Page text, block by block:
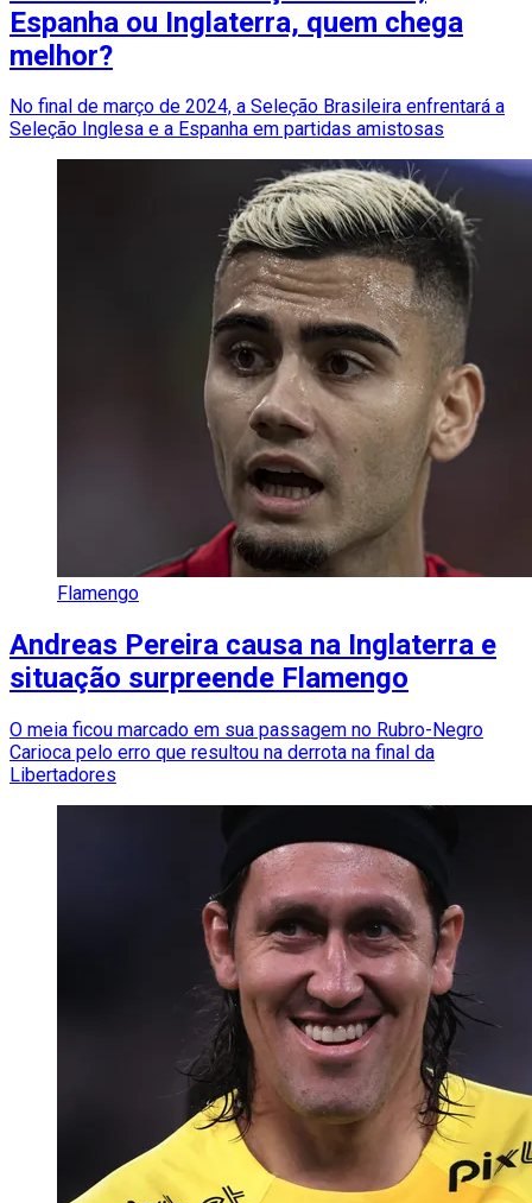
Espanha ou Inglaterra, quem chega
melhor?
No final de março de 2024, a Seleção Brasileira enfrentará a
Seleção Inglesa e a Espanha em partidas amistosas
Flamengo
Andreas Pereira causa na Inglaterra e
situação surpreende Flamengo
O meia ficou marcado em sua passagem no Rubro-Negro
Carioca pelo erro que resultou na derrota na final da
Libertadores